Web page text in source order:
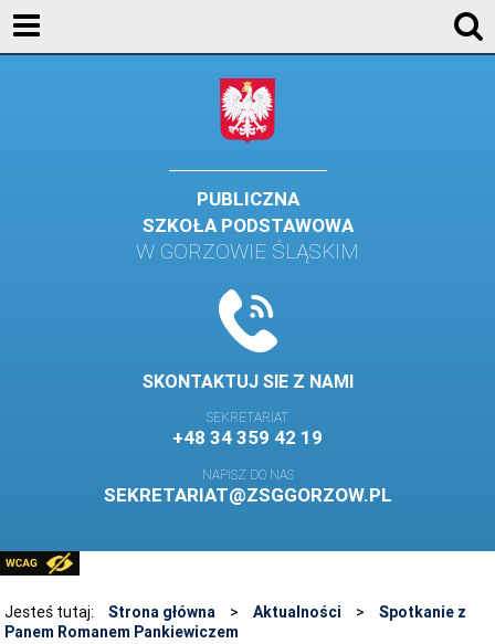
PUBLICZNA
SZKOŁA PODSTAWOWA
W GORZOWIE ŚLĄSKIM
SKONTAKTUJ SIE Z NAMI
SEKRETARIAT
+48 34 359 42 19
NAPISZ DO NAS
SEKRETARIAT@ZSGGORZOW.PL
PLIKI DO POBRANIA
LINKI
Jesteś tutaj: Strona główna > Aktualności >
Spotkanie z
Panem Romanem Pankiewiczem